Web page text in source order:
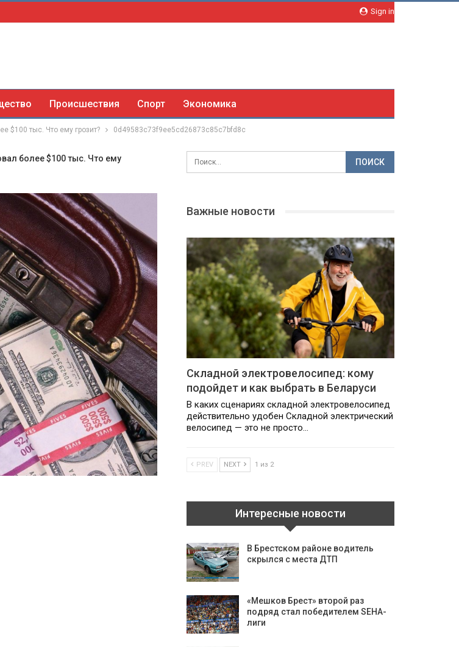
Sign in
Происшествия Спорт Экономика
$100 тыс. Что ему грозит? 0d49583c73f9ee5cd26873c85c7bfd8c
более $100 тыс. Что ему
Важные новости
Складной электровелосипед: кому
подойдет и как выбрать в Беларуси
В каких сценариях складной электровелосипед
действительно удобен Складной электрический
велосипед — это не просто…
PREV NEXT 1 из 2
Интересные новости
В Брестском районе водитель
скрылся с места ДТП
«Мешков Брест» второй раз
подряд стал победителем SEHA-
лиги